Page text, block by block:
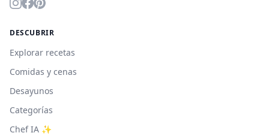
DESCUBRIR
Explorar recetas
Comidas y cenas
Desayunos
Categorías
Chef IA ✨